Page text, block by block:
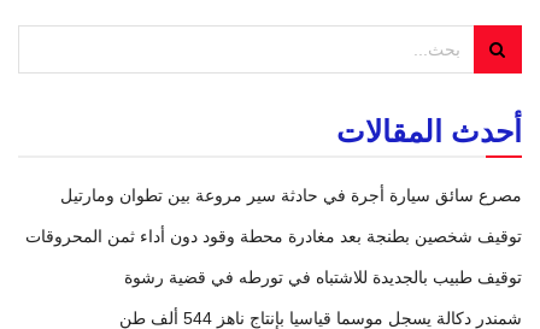
أحدث المقالات
مصرع سائق سيارة أجرة في حادثة سير مروعة بين تطوان ومارتيل
توقيف شخصين بطنجة بعد مغادرة محطة وقود دون أداء ثمن المحروقات
توقيف طبيب بالجديدة للاشتباه في تورطه في قضية رشوة
شمندر دكالة يسجل موسما قياسيا بإنتاج ناهز 544 ألف طن